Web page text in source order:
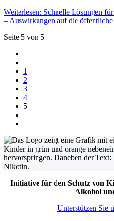
Weiterlesen: Schnelle Lösungen
– Auswirkungen auf die öffentliche
Seite 5 von 5
1
2
3
4
5
Initiative für den Schutz von
Alkohol
Unterstützen Sie